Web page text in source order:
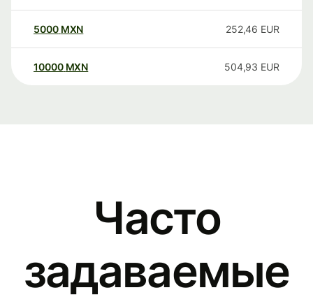
5000 MXN 252,46 EUR
10000 MXN 504,93 EUR
Часто
задаваемые